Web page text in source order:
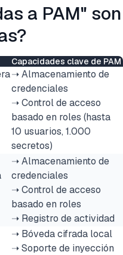
a PAM" son
Capacidades clave de PAM
➝ Almacenamiento de
credenciales
➝ Control de acceso
basado en roles (hasta
10 usuarios, 1.000
secretos)
➝ Almacenamiento de
credenciales
➝ Control de acceso
basado en roles
➝ Registro de actividad
➝ Bóveda cifrada local
➝ Soporte de inyección